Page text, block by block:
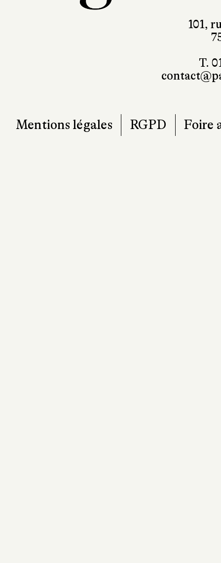
101,
T.
Mentions légales RGPD Foire